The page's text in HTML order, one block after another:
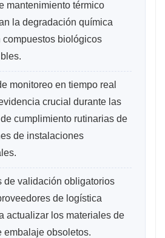
mantenimiento térmico
la degradación química
compuestos biológicos
monitoreo en tiempo real
crucial durante las
cumplimiento rutinarias de
de instalaciones
de validación obligatorios
de logística
actualizar los materiales de
embalaje obsoletos.